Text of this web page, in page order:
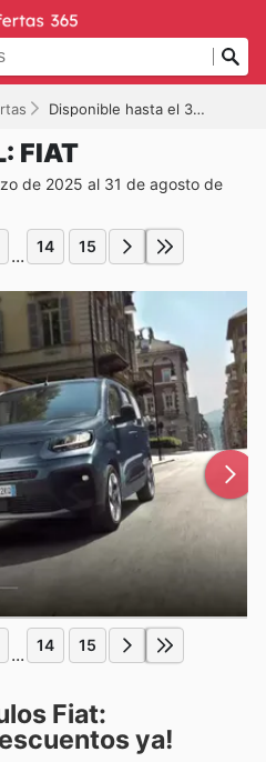
Disponible hasta el 31/08/2025
FIAT
de 2025 al 31 de agosto de
... 14 15
... 14 15
Fiat:
ya!